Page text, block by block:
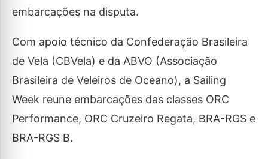
embarcações na disputa.
Com apoio técnico da Confederação Brasileira
de Vela (CBVela) e da ABVO (Associação
Brasileira de Veleiros de Oceano), a Sailing
Week reune embarcações das classes ORC
Performance, ORC Cruzeiro Regata, BRA-RGS e
BRA-RGS B.